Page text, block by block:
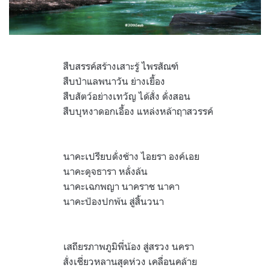
สืบสรรค์สร้างเสาะรู้ ไพรสัณฑ์
สืบป่าแลพนาวัน ย่างเยื้อง
สืบสัตว์อย่างเทวัญ ได้สั่ง ดั่งสอน
สืบบุหงาดอกเอื้อง แหล่งหล้าฤาสวรรค์
นาคะเปรียบดั่งช้าง ไอยรา องค์เอย
นาคะดุจธารา หลั่งล้น
นาคะเฉกพญา นาคราช นาคา
นาคะป้องปกพ้น สู่สิ้นวนา
เสถียรภาพภูมิพี่น้อง สู่สรวง นครา
สั่งเชี่ยวหลานสุดห่วง เคลื่อนคล้าย